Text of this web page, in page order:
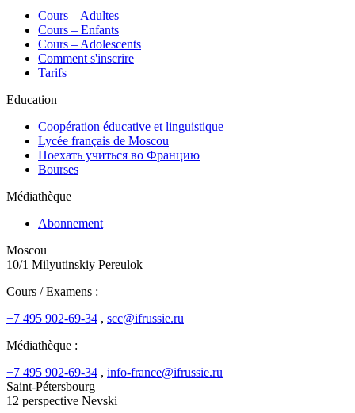
Сours – Adultes
Cours – Enfants
Cours – Adolescents
Comment s'inscrire
Tarifs
Education
Coopération éducative et linguistique
Lycée français de Moscou
Поехать учиться во Францию
Bourses
Médiathèque
Abonnement
Moscou
10/1 Milyutinskiy Pereulok
Cours / Examens :
+7 495 902-69-34 , scc@ifrussie.ru
Médiathèque :
+7 495 902-69-34 , info-france@ifrussie.ru
Saint-Pétersbourg
12 perspective Nevski